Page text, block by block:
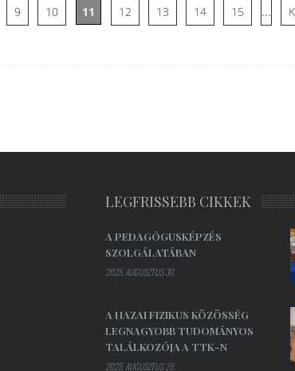
9 10 11 12 13 14 15 …
LEGFRISSEBB CIKKEK
A PEDAGÓGUSKÉPZÉS
SZOLGÁLATÁBAN
2025. AUGUSZTUS 30.
A HAZAI FIZIKUS KÖZÖSSÉG
LEGNAGYOBB TUDOMÁNYOS
TALÁLKOZÓJA A TTK-N
2025. AUGUSZTUS 29.